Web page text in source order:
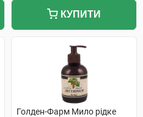
КУПИТИ
Голден-Фарм Мило рідке